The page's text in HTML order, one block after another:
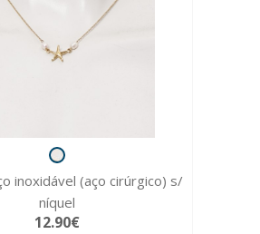
inoxidável (aço cirúrgico) s/
níquel
12.90€